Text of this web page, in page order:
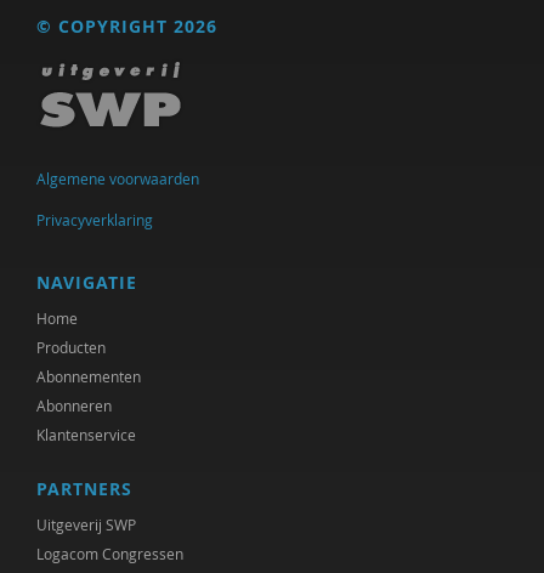
© COPYRIGHT 2026
Algemene voorwaarden
Privacyverklaring
NAVIGATIE
Home
Producten
Abonnementen
Abonneren
Klantenservice
PARTNERS
Uitgeverij SWP
Logacom Congressen